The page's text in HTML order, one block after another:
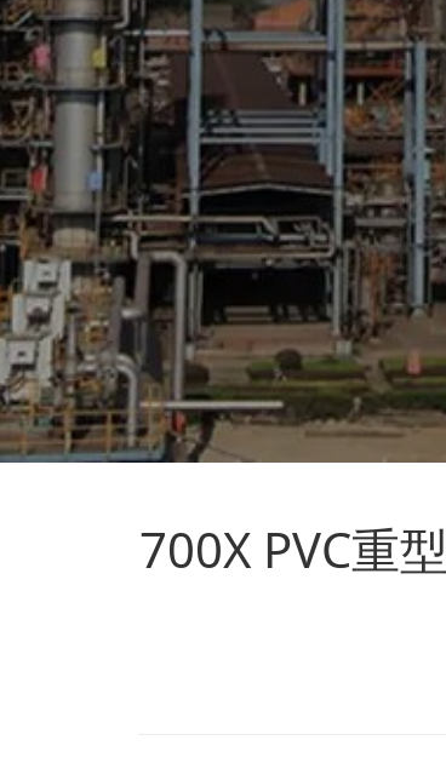
700X PVC重